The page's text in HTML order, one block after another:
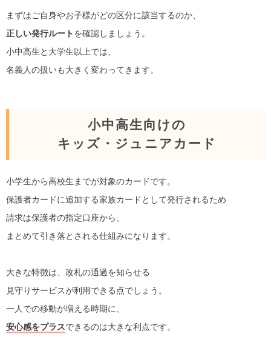
まずはご自身やお子様がどの区分に該当するのか、
正しい発行ルートを確認しましょう。
小中高生と大学生以上では、
名義人の扱いも大きく変わってきます。
小中高生向けの
キッズ・ジュニアカード
小学生から高校生までが対象のカードです。
保護者カードに追加する家族カードとして発行されるため
請求は保護者の指定口座から、
まとめて引き落とされる仕組みになります。
大きな特徴は、改札の通過を知らせる
見守りサービスが利用できる点でしょう。
一人での移動が増える時期に、
安心感をプラスできるのは大きな利点です。